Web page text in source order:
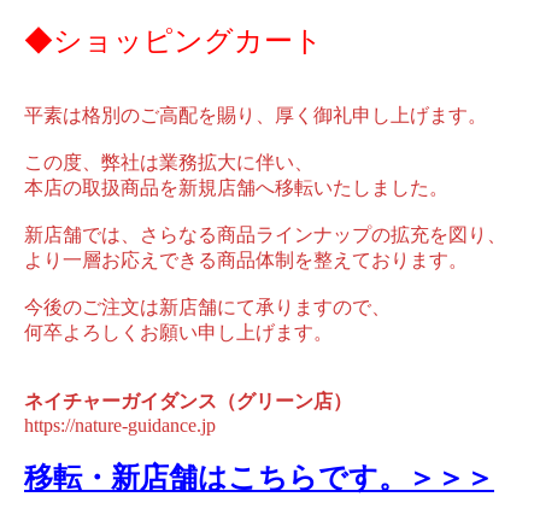
◆ショッピングカート
平素は格別のご高配を賜り、厚く御礼申し上げます。
この度、弊社は業務拡大に伴い、
本店の取扱商品を新規店舗へ移転いたしました。
新店舗では、さらなる商品ラインナップの拡充を図り、
より一層お応えできる商品体制を整えております。
今後のご注文は新店舗にて承りますので、
何卒よろしくお願い申し上げます。
ネイチャーガイダンス（グリーン店）
https://nature-guidance.jp
移転・新店舗はこちらです。＞＞＞